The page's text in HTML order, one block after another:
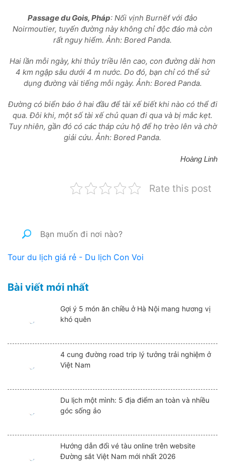
Passage du Gois, Pháp: Nối vịnh Burnёf với đảo
Noirmoutier, tuyến đường này không chỉ độc đáo mà còn
rất nguy hiểm. Ảnh: Bored Panda.
Hai lần mỗi ngày, khi thủy triều lên cao, con đường dài hơn
4 km ngập sâu dưới 4 m nước. Do đó, bạn chỉ có thể sử
dụng đường vài tiếng mỗi ngày. Ảnh: Bored Panda.
Đường có biển báo ở hai đầu để tài xế biết khi nào có thể đi
qua. Đôi khi, một số tài xế chủ quan đi qua và bị mắc kẹt.
Tuy nhiên, gần đó có các tháp cứu hộ để họ trèo lên và chờ
giải cứu. Ảnh: Bored Panda.
Hoàng Linh
Rate this post
Tour du lịch giá rẻ - Du lịch Con Voi
Bài viết mới nhất
Gợi ý 5 món ăn chiều ở Hà Nội mang hương vị
khó quên
4 cung đường road trip lý tưởng trải nghiệm ở
Việt Nam
Du lịch một mình: 5 địa điểm an toàn và nhiều
góc sống ảo
Hướng dẫn đổi vé tàu online trên website
Đường sắt Việt Nam mới nhất 2026